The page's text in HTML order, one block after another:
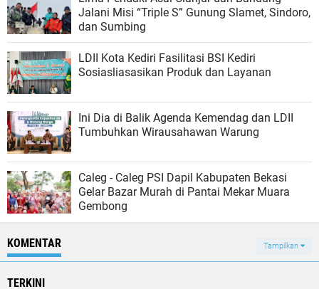
Jalani Misi “Triple S” Gunung Slamet, Sindoro,
dan Sumbing
LDII Kota Kediri Fasilitasi BSI Kediri
Sosiasliasasikan Produk dan Layanan
Ini Dia di Balik Agenda Kemendag dan LDII
Tumbuhkan Wirausahawan Warung
Caleg - Caleg PSI Dapil Kabupaten Bekasi
Gelar Bazar Murah di Pantai Mekar Muara
Gembong
KOMENTAR Tampilkan
TERKINI